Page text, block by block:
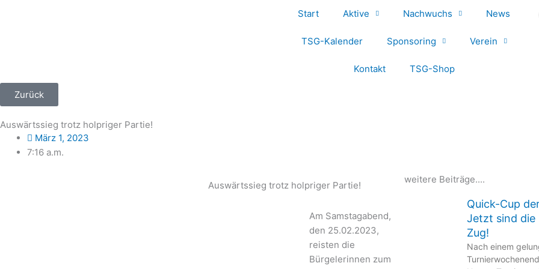
Start Aktive Nachwuchs News
TSG-Kalender Sponsoring Verein
Kontakt TSG-Shop
Zurück
Auswärtssieg trotz holpriger Partie!
März 1, 2023
7:16 a.m.
Auswärtssieg trotz holpriger Partie!
Am Samstagabend,
den 25.02.2023,
reisten die
Bürgelerinnen zum
weitere Beiträge....
Quick-Cup
Jetzt sind die
Zug!
Nach einem